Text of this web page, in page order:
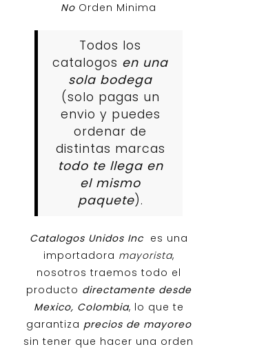
No Orden Minima
Todos los
catalogos en una
sola bodega
(solo pagas un
envio y puedes
ordenar de
distintas marcas
todo te llega en
el mismo
paquete).
Catalogos Unidos Inc es una
importadora mayorista,
nosotros traemos todo el
producto directamente desde
Mexico, Colombia, lo que te
garantiza precios de mayoreo
sin tener que hacer una orden